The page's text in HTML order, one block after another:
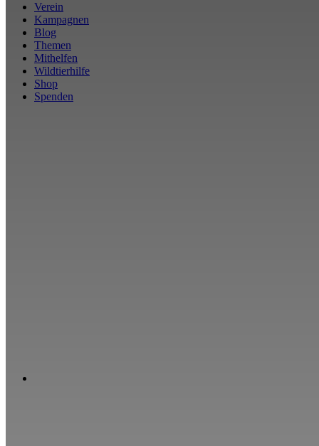
Verein
Kampagnen
Blog
Themen
Mithelfen
Wildtierhilfe
Shop
Spenden